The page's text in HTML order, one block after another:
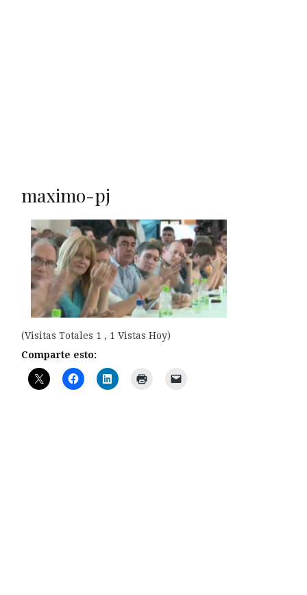
maximo-pj
(Visitas Totales 1 , 1 Vistas Hoy)
Comparte esto: